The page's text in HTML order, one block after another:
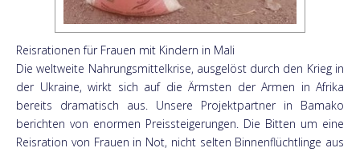
Reisrationen für Frauen mit Kindern in Mali
Die weltweite Nahrungsmittelkrise, ausgelöst durch den Krieg in
der Ukraine, wirkt sich auf die Ärmsten der Armen in Afrika
bereits dramatisch aus. Unsere Projektpartner in Bamako
berichten von enormen Preissteigerungen. Die Bitten um eine
Reisration von Frauen in Not, nicht selten Binnenflüchtlinge aus